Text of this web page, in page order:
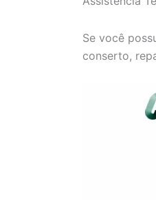
Se você
conserto,